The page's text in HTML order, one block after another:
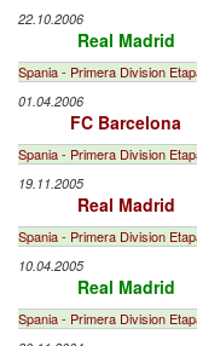
22.10.2006
Real Madrid
Spania - Primera Division
01.04.2006
FC Barcelona
Spania - Primera Division
19.11.2005
Real Madrid
Spania - Primera Division
10.04.2005
Real Madrid
Spania - Primera Division